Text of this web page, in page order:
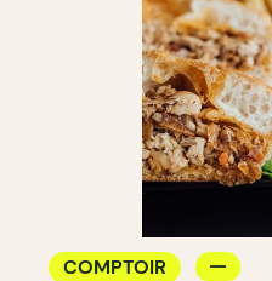
COMPTOIR